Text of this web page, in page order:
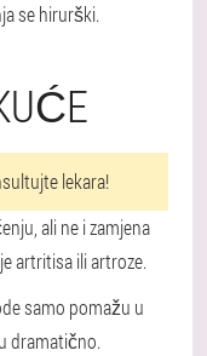
se hirurški.
lekara!
ali ne i zamjena
artritisa ili artroze.
samo pomažu u
dramatično.